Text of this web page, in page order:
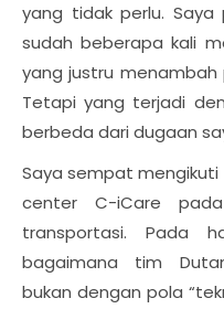
yang tidak perlu. Saya
sudah beberapa kali
yang justru menambah
Tetapi yang terjadi
berbeda dari dugaan
Saya sempat mengikuti
center C-iCare
transportasi. Pada
bagaimana tim
bukan dengan pola